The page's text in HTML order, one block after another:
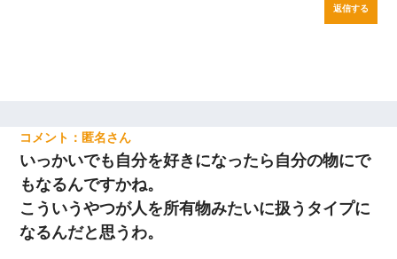
返信する
匿名
いっかいでも自分を好きになったら自分の物にで
もなるんですかね。
こういうやつが人を所有物みたいに扱うタイプに
なるんだと思うわ。